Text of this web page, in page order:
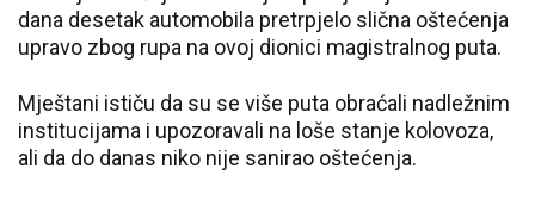
dana desetak automobila pretrpjelo slična oštećenja
upravo zbog rupa na ovoj dionici magistralnog puta.
Mještani ističu da su se više puta obraćali nadležnim
institucijama i upozoravali na loše stanje kolovoza,
ali da do danas niko nije sanirao oštećenja.